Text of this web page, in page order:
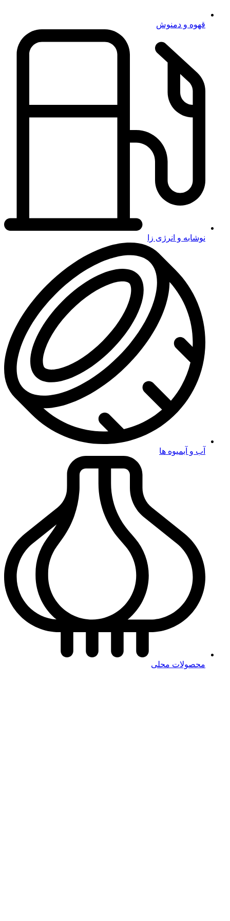
قهوه و دمنوش
نوشابه و انرژی زا
آب و آبمیوه ها
محصولات محلی